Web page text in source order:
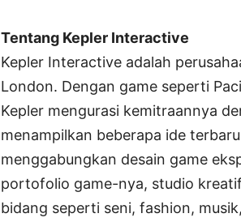
Tentang Kepler Interactive
Kepler Interactive adalah
London. Dengan game seperti
Kepler mengurasi kemitraannya
menampilkan beberapa ide
menggabungkan desain game
portofolio game-nya, studio
bidang seperti seni, fashion,